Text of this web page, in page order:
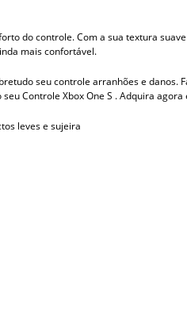
do controle. Com a sua textura
mais confortável.
seu controle arranhões e danos.
Controle Xbox One S . Adquira
leves e sujeira